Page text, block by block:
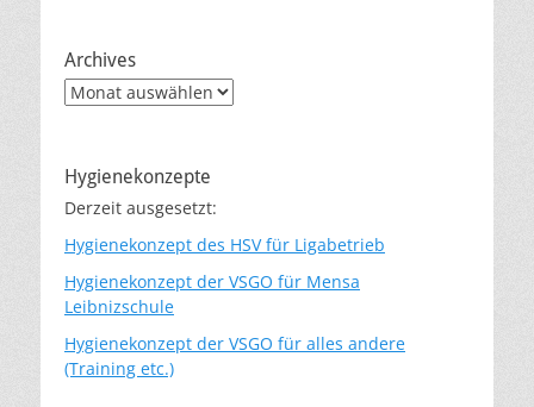
Archives
Archives
Hygienekonzepte
Derzeit ausgesetzt:
Hygienekonzept des HSV für Ligabetrieb
Hygienekonzept der VSGO für Mensa
Leibnizschule
Hygienekonzept der VSGO für alles andere
(Training etc.)